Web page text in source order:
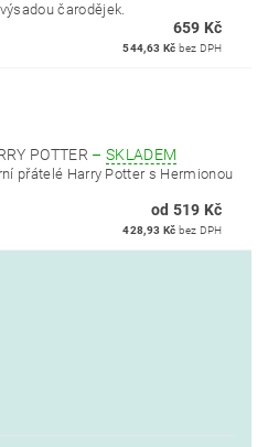
čarodějek.
659 Kč
544,63 Kč bez DPH
POTTER –SKLADEM
přátelé Harry Potter s Hermionou
od 519 Kč
428,93 Kč bez DPH